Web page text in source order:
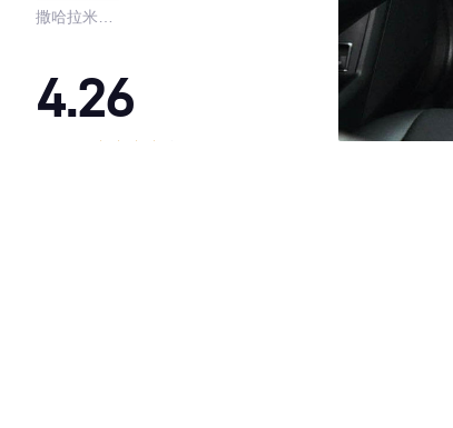
撒哈拉米黄
4.26